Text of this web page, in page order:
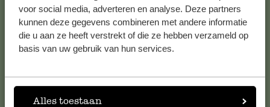
voor social media, adverteren en analyse. Deze partners
kunnen deze gegevens combineren met andere informatie
die u aan ze heeft verstrekt of die ze hebben verzameld op
basis van uw gebruik van hun services.
Alles toestaan
Klantenservice
klantenservice. Of bekijk hier het antwoord op de